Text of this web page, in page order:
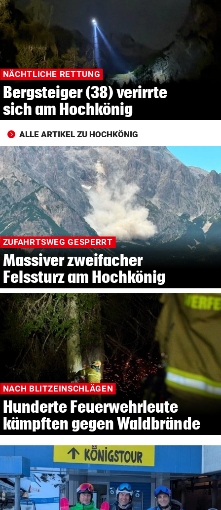
© Krone Multimedia GmbH & Co KG 2026
Muthgasse 2, 1190 Wien
NÄCHTLICHE RETTUNG
Bergsteiger (38) verirrte
sich am Hochkönig
ALLE ARTIKEL ZU HOCHKÖNIG
ZUFAHRTSWEG GESPERRT
Massiver zweifacher
Felssturz am Hochkönig
NACH BLITZEINSCHLÄGEN
Hunderte Feuerwehrleute
kämpften gegen Waldbrände